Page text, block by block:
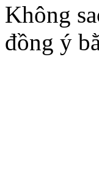
Không
đồng ý